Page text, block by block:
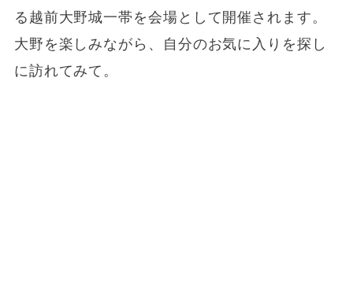
る越前大野城一帯を会場として開催されます。
大野を楽しみながら、自分のお気に入りを探し
に訪れてみて。